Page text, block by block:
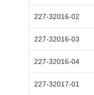
227-32016-02
227-32016-03
227-32016-04
227-32017-01